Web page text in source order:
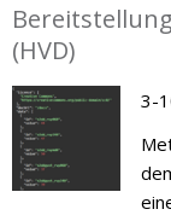
(HVD)
3-